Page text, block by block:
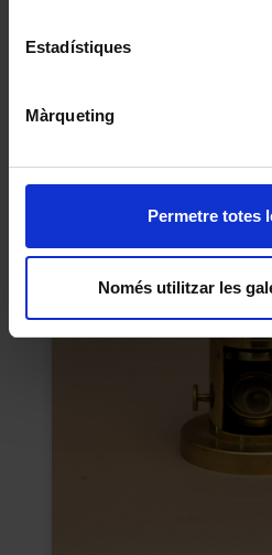
Estadístiques
Màrqueting
Permetre totes
Només utilitzar les